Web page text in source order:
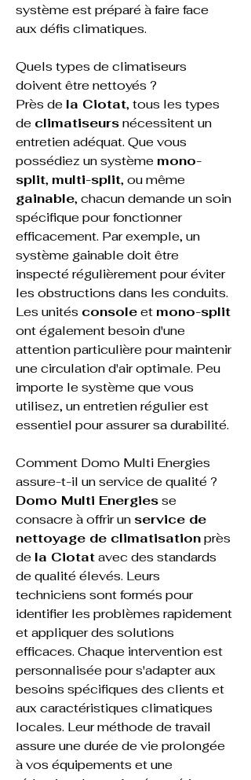
système est préparé à faire face
aux défis climatiques.
Quels types de climatiseurs
doivent être nettoyés ?
Près de la Ciotat, tous les types
de climatiseurs nécessitent un
entretien adéquat. Que vous
possédiez un système mono-
split, multi-split, ou même
gainable, chacun demande un soin
spécifique pour fonctionner
efficacement. Par exemple, un
système gainable doit être
inspecté régulièrement pour éviter
les obstructions dans les conduits.
Les unités console et mono-split
ont également besoin d'une
attention particulière pour maintenir
une circulation d'air optimale. Peu
importe le système que vous
utilisez, un entretien régulier est
essentiel pour assurer sa durabilité.
Comment Domo Multi Energies
assure-t-il un service de qualité ?
Domo Multi Energies se
consacre à offrir un service de
nettoyage de climatisation près
de la Ciotat avec des standards
de qualité élevés. Leurs
techniciens sont formés pour
identifier les problèmes rapidement
et appliquer des solutions
efficaces. Chaque intervention est
personnalisée pour s'adapter aux
besoins spécifiques des clients et
aux caractéristiques climatiques
locales. Leur méthode de travail
assure une durée de vie prolongée
à vos équipements et une